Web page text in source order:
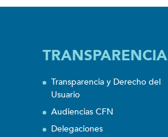
TRANSPARENCIA
Transparencia y Derecho del
Usuario
Audiencias CFN
Delegaciones